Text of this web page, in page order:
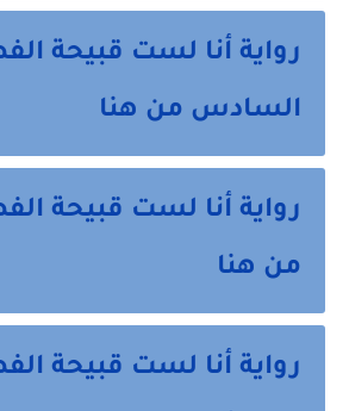
رواية أنا لست قبيحة
السادس من هنا
رواية أنا لست قبيحة
من هنا
رواية أنا لست قبيحة